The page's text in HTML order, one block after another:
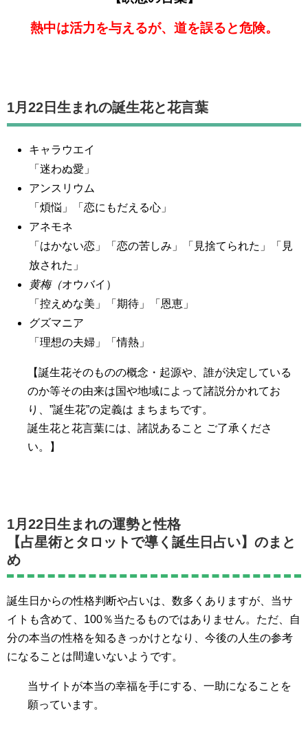
熱中は活力を与えるが、道を誤ると危険。
1月22日生まれの誕生花と花言葉
キャラウエイ
「迷わぬ愛」
アンスリウム
「煩悩」「恋にもだえる心」
アネモネ
「はかない恋」「恋の苦しみ」「見捨てられた」「見
放された」
黄梅（オウバイ）
「控えめな美」「期待」「恩恵」
グズマニア
「理想の夫婦」「情熱」
【誕生花そのものの概念・起源や、誰が決定している
のか等その由来は国や地域によって諸説分かれてお
り、”誕生花”の定義は まちまちです。
誕生花と花言葉には、諸説あること ご了承くださ
い。】
1月22日生まれの運勢と性格
【占星術とタロットで導く誕生日占い】のまと
め
誕生日からの性格判断や占いは、数多くありますが、当サ
イトも含めて、100％当たるものではありません。ただ、自
分の本当の性格を知るきっかけとなり、今後の人生の参考
になることは間違いないようです。
当サイトが本当の幸福を手にする、一助になることを
願っています。